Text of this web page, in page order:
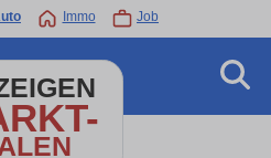
Immo Job